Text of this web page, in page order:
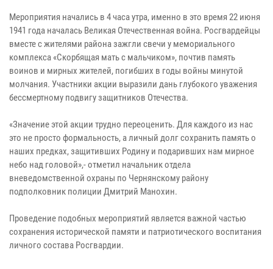
Мероприятия начались в 4 часа утра, именно в это время 22 июня
1941 года началась Великая Отечественная война. Росгвардейцы
вместе с жителями района зажгли свечи у мемориального
комплекса «Скорбящая мать с мальчиком», почтив память
воинов и мирных жителей, погибших в годы войны минутой
молчания. Участники акции выразили дань глубокого уважения
бессмертному подвигу защитников Отечества.
«Значение этой акции трудно переоценить. Для каждого из нас
это не просто формальность, а личный долг сохранить память о
наших предках, защитивших Родину и подаривших нам мирное
небо над головой»,- отметил начальник отдела
вневедомственной охраны по Чернянскому району
подполковник полиции Дмитрий Манохин.
Проведение подобных мероприятий является важной частью
сохранения исторической памяти и патриотического воспитания
личного состава Росгвардии.